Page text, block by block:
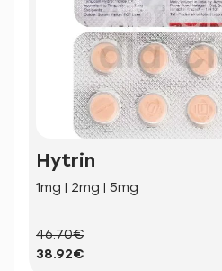
Hytrin
1mg | 2mg | 5mg
46.70€
38.92€